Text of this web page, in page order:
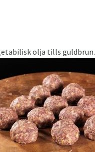
olja tills guldbrun.